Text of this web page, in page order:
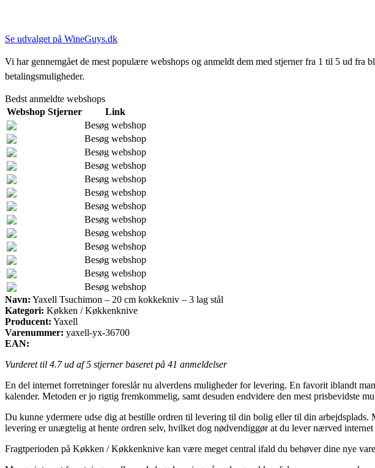
Se udvalget på WineGuys.dk
Vi har gennemgået de mest populære webshops og anmeldt dem med stjerner fra 1 til 5 ud fra
betalingsmuligheder.
Bedst anmeldte webshops
Webshop Stjerner
Link
Besøg webshop
Besøg webshop
Besøg webshop
Besøg webshop
Besøg webshop
Besøg webshop
Besøg webshop
Besøg webshop
Besøg webshop
Besøg webshop
Besøg webshop
Besøg webshop
Besøg webshop
Navn: Yaxell Tsuchimon – 20 cm kokkekniv – 3 lag stål
Kategori: Køkken / Køkkenknive
Producent: Yaxell
Varenummer: yaxell-yx-36700
EAN:
Vurderet til 4.7ud af 5 stjerner baseret på 41 anmeldelser
En del internet forretninger foreslår nu alverdens muligheder for levering. En favorit iblandt
kalender. Metoden er jo rigtig fremkommelig, samt desuden endvidere den mest prisbevidste
Du kunne ydermere udse dig at bestille ordren til levering til din bolig eller til din
levering er unægtelig at hente ordren selv, hvilket dog nødvendiggør at du lever nærved
Fragtperioden på Køkken / Køkkenknive kan være meget central ifald du behøver dine nye